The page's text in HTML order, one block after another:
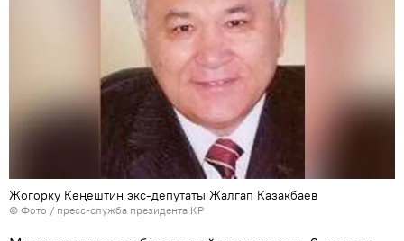
Жогорку Кеңештин экс-депутаты Жалгап Казакбаев
© Фото / пресс-служба президента КР